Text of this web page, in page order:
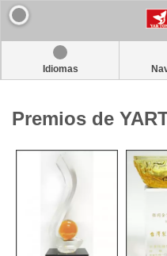
Idiomas
Premios de